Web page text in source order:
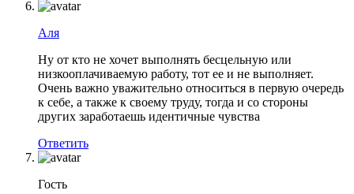
Аля
Ну от кто не хочет выполнять бесцельную или
низкооплачиваемую работу, тот ее и не выполняет.
Очень важно уважительно относиться в первую очередь
к себе, а также к своему труду, тогда и со стороны
других заработаешь идентичные чувства
Ответить
Гость